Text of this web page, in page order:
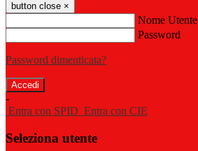
button close ×
Nome Utente
Password
Password dimenticata?
-
Entra con SPID Entra con CIE
Seleziona utente